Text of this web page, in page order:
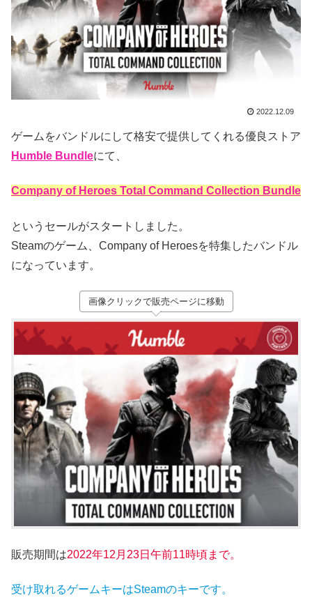
2022.12.09
ゲームをバンドルにして格安で提供してくれる優良ストア
Humble Bundleにて、
Company of Heroes Total Command Collection Bundle
というセールがスタートしました。
Steamのゲーム、Company of Heroesを特集したバンドル
になっています。
画像クリックで販売ページに移動
販売期間は2022年12月23日午前11時頃まで。
受け取れるゲームキーはSteamのキーです。